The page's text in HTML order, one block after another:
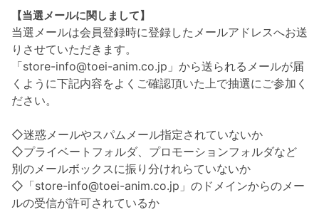
【当選メールに関しまして】
当選メールは会員登録時に登録したメールアドレスへお送
りさせていただきます。
「store-info@toei-anim.co.jp」から送られるメールが届
くように下記内容をよくご確認頂いた上で抽選にご参加く
ださい。
◇迷惑メールやスパムメール指定されていないか
◇プライベートフォルダ、プロモーションフォルダなど
別のメールボックスに振り分けれらていないか
◇「store-info@toei-anim.co.jp」のドメインからのメー
ルの受信が許可されているか